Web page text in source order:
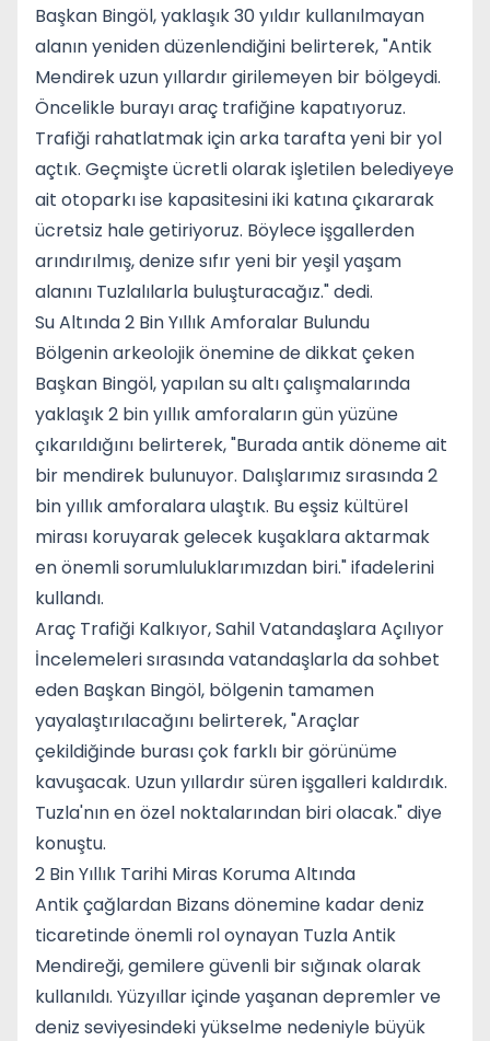
Başkan Bingöl, yaklaşık 30 yıldır kullanılmayan
alanın yeniden düzenlendiğini belirterek, "Antik
Mendirek uzun yıllardır girilemeyen bir bölgeydi.
Öncelikle burayı araç trafiğine kapatıyoruz.
Trafiği rahatlatmak için arka tarafta yeni bir yol
açtık. Geçmişte ücretli olarak işletilen belediyeye
ait otoparkı ise kapasitesini iki katına çıkararak
ücretsiz hale getiriyoruz. Böylece işgallerden
arındırılmış, denize sıfır yeni bir yeşil yaşam
alanını Tuzlalılarla buluşturacağız." dedi.
Su Altında 2 Bin Yıllık Amforalar Bulundu
Bölgenin arkeolojik önemine de dikkat çeken
Başkan Bingöl, yapılan su altı çalışmalarında
yaklaşık 2 bin yıllık amforaların gün yüzüne
çıkarıldığını belirterek, "Burada antik döneme ait
bir mendirek bulunuyor. Dalışlarımız sırasında 2
bin yıllık amforalara ulaştık. Bu eşsiz kültürel
mirası koruyarak gelecek kuşaklara aktarmak
en önemli sorumluluklarımızdan biri." ifadelerini
kullandı.
Araç Trafiği Kalkıyor, Sahil Vatandaşlara Açılıyor
İncelemeleri sırasında vatandaşlarla da sohbet
eden Başkan Bingöl, bölgenin tamamen
yayalaştırılacağını belirterek, "Araçlar
çekildiğinde burası çok farklı bir görünüme
kavuşacak. Uzun yıllardır süren işgalleri kaldırdık.
Tuzla'nın en özel noktalarından biri olacak." diye
konuştu.
2 Bin Yıllık Tarihi Miras Koruma Altında
Antik çağlardan Bizans dönemine kadar deniz
ticaretinde önemli rol oynayan Tuzla Antik
Mendireği, gemilere güvenli bir sığınak olarak
kullanıldı. Yüzyıllar içinde yaşanan depremler ve
deniz seviyesindeki yükselme nedeniyle büyük